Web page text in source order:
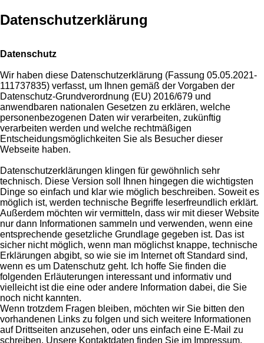
Datenschutzerklärung
Datenschutz
Wir haben diese Datenschutzerklärung (Fassung 05.05.2021-
111737835) verfasst, um Ihnen gemäß der Vorgaben der
Datenschutz-Grundverordnung (EU) 2016/679 und
anwendbaren nationalen Gesetzen zu erklären, welche
personenbezogenen Daten wir verarbeiten, zukünftig
verarbeiten werden und welche rechtmäßigen
Entscheidungsmöglichkeiten Sie als Besucher dieser
Webseite haben.
Datenschutzerklärungen klingen für gewöhnlich sehr
technisch. Diese Version soll Ihnen hingegen die wichtigsten
Dinge so einfach und klar wie möglich beschreiben. Soweit es
möglich ist, werden technische Begriffe leserfreundlich erklärt.
Außerdem möchten wir vermitteln, dass wir mit dieser Website
nur dann Informationen sammeln und verwenden, wenn eine
entsprechende gesetzliche Grundlage gegeben ist. Das ist
sicher nicht möglich, wenn man möglichst knappe, technische
Erklärungen abgibt, so wie sie im Internet oft Standard sind,
wenn es um Datenschutz geht. Ich hoffe Sie finden die
folgenden Erläuterungen interessant und informativ und
vielleicht ist die eine oder andere Information dabei, die Sie
noch nicht kannten.
Wenn trotzdem Fragen bleiben, möchten wir Sie bitten den
vorhandenen Links zu folgen und sich weitere Informationen
auf Drittseiten anzusehen, oder uns einfach eine E-Mail zu
schreiben. Unsere Kontaktdaten finden Sie im Impressum.